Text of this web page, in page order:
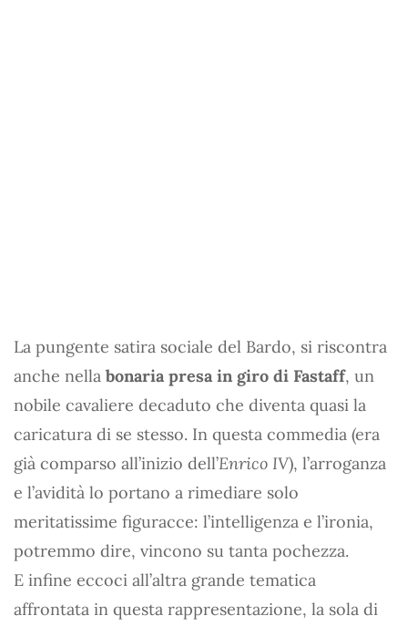
La pungente satira sociale del Bardo, si riscontra
anche nella bonaria presa in giro di Fastaff, un
nobile cavaliere decaduto che diventa quasi la
caricatura di se stesso. In questa commedia (era
già comparso all’inizio dell’Enrico IV), l’arroganza
e l’avidità lo portano a rimediare solo
meritatissime figuracce: l’intelligenza e l’ironia,
potremmo dire, vincono su tanta pochezza.
E infine eccoci all’altra grande tematica
affrontata in questa rappresentazione, la sola di